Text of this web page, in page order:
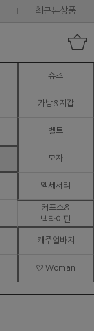
최근본상품
슈즈
가방&지갑
벨트
모자
액세서리
커프스&
넥타이핀
캐주얼바지
♡ Woman